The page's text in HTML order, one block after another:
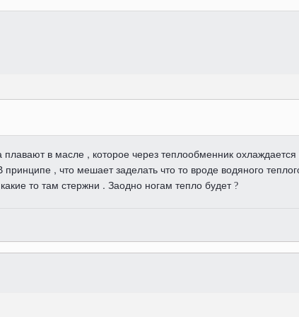
в масле , которое через теплообменник
, что мешает заделать что то вроде водяного
то там стержни . Заодно ногам тепло будет ?